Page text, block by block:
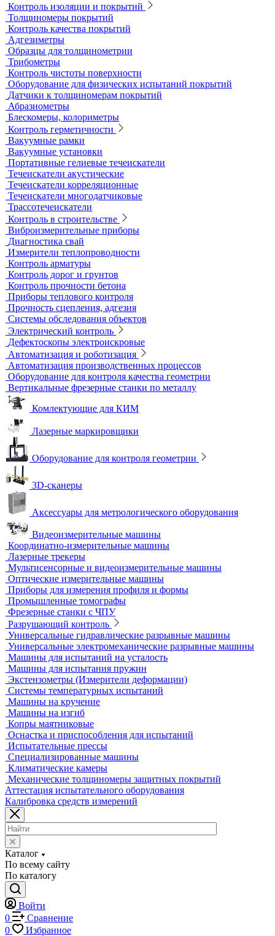
Вихретоковый контроль
Вихретоковые дефектоскопы
Вихретоковые преобразователи
Вихретоковые толщиномеры
Контрольные образцы для вихретокового контроля
Приборы для измерения электропроводности
Импедансный контроль
Импедансные дефектоскопы
Тестеры
Контроль изоляции и покрытий
Толщиномеры покрытий
Контроль качества покрытий
Адгезиметры
Образцы для толщинометрии
Трибометры
Контроль чистоты поверхности
Оборудование для физических испытаний покрытий
Датчики к толщиномерам покрытий
Абразиометры
Блескомеры, колориметры
Контроль герметичности
Вакуумные рамки
Вакуумные установки
Портативные гелиевые течеискатели
Течеискатели акустические
Течеискатели корреляционные
Течеискатели многодатчиковые
Трассотечеискатели
Контроль в строительстве
Виброизмерительные приборы
Диагностика свай
Измерители теплопроводности
Контроль арматуры
Контроль дорог и грунтов
Контроль прочности бетона
Приборы теплового контроля
Прочность сцепления, адгезия
Системы обследования объектов
Электрический контроль
Дефектоскопы электроискровые
Автоматизация и роботизация
Автоматизация производственных процессов
Оборудование для контроля качества геометрии
Вертикальные фрезерные станки по металлу
Комлектующие для КИМ
Лазерные маркировщики
Оборудование для контроля геометрии
3D-сканеры
Аксессуары для метрологического оборудования
Видеоизмерительные машины
Координатно-измерительные машины
Лазерные трекеры
Мультисенсорные и видеоизмерительные машины
Оптические измерительные машины
Приборы для измерения профиля и формы
Промышленные томографы
Фрезерные станки с ЧПУ
Разрушающий контроль
Универсальные гидравлические разрывные машины
Универсальные электромеханические разрывные машины
Машины для испытаний на усталость
Машины для испытания пружин
Экстензометры (Измерители деформации)
Системы температурных испытаний
Машины на кручение
Машины на изгиб
Копры маятниковые
Оснастка и приспособления для испытаний
Испытательные прессы
Специализированные машины
Климатические камеры
Механические толщиномеры защитных покрытий
Аттестация испытательного оборудования
Калибровка средств измерений